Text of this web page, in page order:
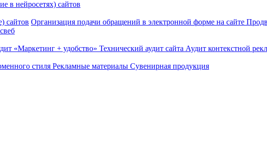
в нейросетях) сайтов
сайтов Организация подачи обращений в электронной форме на сайте
«Маркетинг + удобство» Технический аудит сайта Аудит контекстной
стиля Рекламные материалы Сувенирная продукция